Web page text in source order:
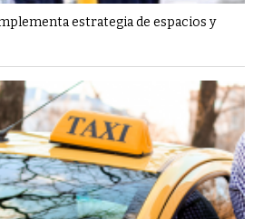
estrategia de espacios y